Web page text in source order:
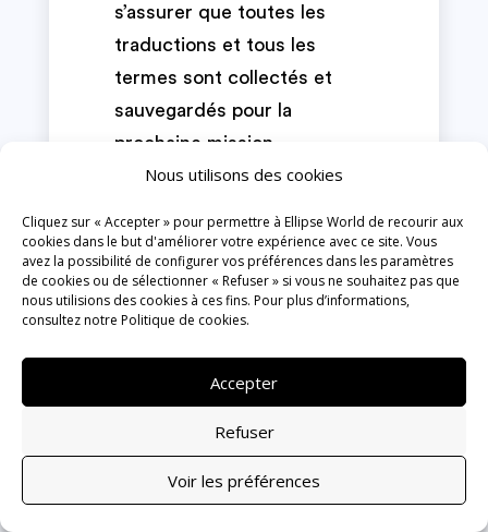
Nous utilisons des cookies
Cliquez sur « Accepter » pour permettre à Ellipse World de recourir aux
cookies dans le but d'améliorer votre expérience avec ce site. Vous
avez la possibilité de configurer vos préférences dans les paramètres
de cookies ou de sélectionner « Refuser » si vous ne souhaitez pas que
nous utilisions des cookies à ces fins. Pour plus d’informations,
consultez notre Politique de cookies.
Accepter
Refuser
Voir les préférences
s’assurer que toutes les
traductions et tous les
termes sont collectés et
sauvegardés pour la
prochaine mission.
ont une incidence sur la
qualité des traductions, une
bonne coopération et une
bonne communication avec
votre prestataire de services
sont essentielles. Une
relation à long terme permet
d’établir et de conserver
dans le temps des mémoires